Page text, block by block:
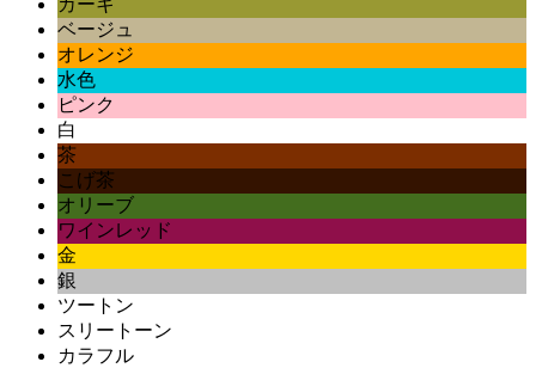
カーキ
ベージュ
オレンジ
水色
ピンク
白
茶
こげ茶
オリーブ
ワインレッド
金
銀
ツートン
スリートーン
カラフル